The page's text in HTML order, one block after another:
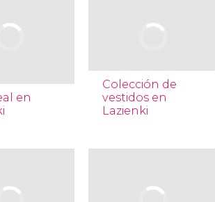
en
Colección de
vestidos en
Lazienki